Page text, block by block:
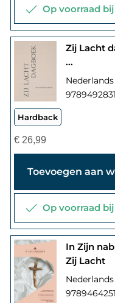
Op voorraad
Zij Lacht
...
Nederlands
Hardback
€26,99
Toevoegen aan
Op voorraad
In Zijn
Zij Lacht
Nederlands